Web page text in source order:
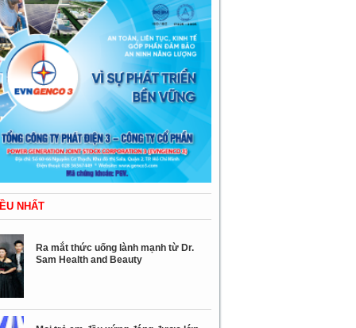
NHẤT
Ra mắt thức uống lành mạnh từ Dr.
Sam Health and Beauty